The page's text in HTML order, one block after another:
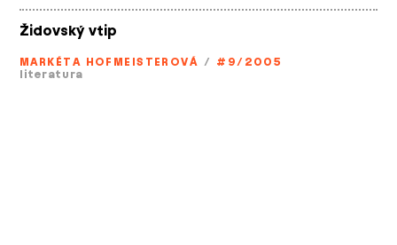
Židovský vtip
MARKÉTA HOFMEISTEROVÁ / #9/2005
literatura